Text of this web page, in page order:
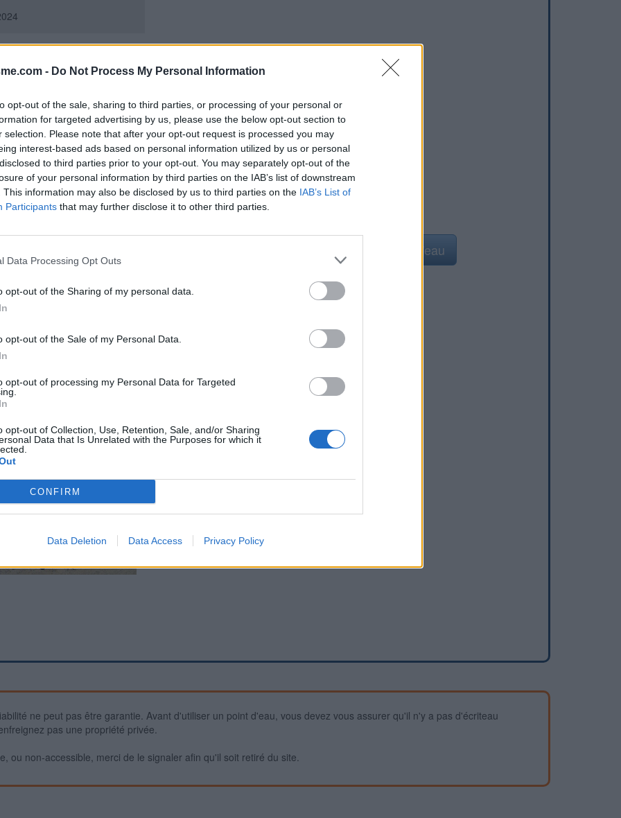
- Do Not Process My Personal Information
opt-out of the sale, sharing to third parties, or processing of your personal or
for targeted advertising by us, please use the below opt-out section to
selection. Please note that after your opt-out request is processed you may
interest-based ads based on personal information utilized by us or personal
to third parties prior to your opt-out. You may separately opt-out of the
of your personal information by third parties on the IAB’s list of downstream
This information may also be disclosed by us to third parties on the IAB’s List of
Participants that may further disclose it to other third parties.
Data Processing Opt Outs
opt-out of the Sharing of my personal data.
opt-out of the Sale of my Personal Data.
opt-out of processing my Personal Data for Targeted
opt-out of Collection, Use, Retention, Sale, and/or Sharing
Data that Is Unrelated with the Purposes for which it
CONFIRM
Data Deletion Data Access Privacy Policy
la sortie du village sur la
Flour-l'Étang sur la D303,
dans le village : la D7 arrive de
dans le prolongement
tout droit en direction de
Donc tourner à droite et
oblique à gauche et
du cimetière (à peine visible
cette allée en cul-de-sac. Le
portail, près du buisson. 2)
le panneau de début de
qui dessert le
Ajouter un point d'eau
ne peut pas être garantie. Avant d'utiliser un point d'eau, vous devez vous assurer qu'il n'y a pas d'écriteau
pas une propriété privée.
ou non-accessible, merci de le signaler afin qu'il soit retiré du site.